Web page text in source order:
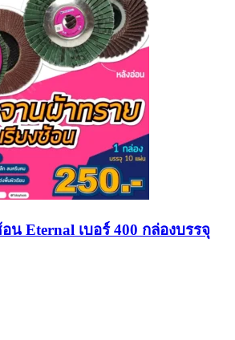
น Eternal เบอร์ 400 กล่องบรรจุ